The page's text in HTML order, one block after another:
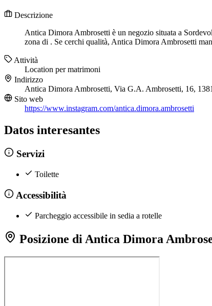
Descrizione
Antica Dimora Ambrosetti è un negozio situata a
zona di . Se cerchi qualità, Antica Dimora Ambrosetti
Attività
Location per matrimoni
Indirizzo
Antica Dimora Ambrosetti, Via G.A. Ambrosetti, 16,
Sito web
https://www.instagram.com/antica.dimora.ambrosetti
Datos interesantes
Servizi
Toilette
Accessibilità
Parcheggio accessibile in sedia a rotelle
Posizione di Antica Dimora